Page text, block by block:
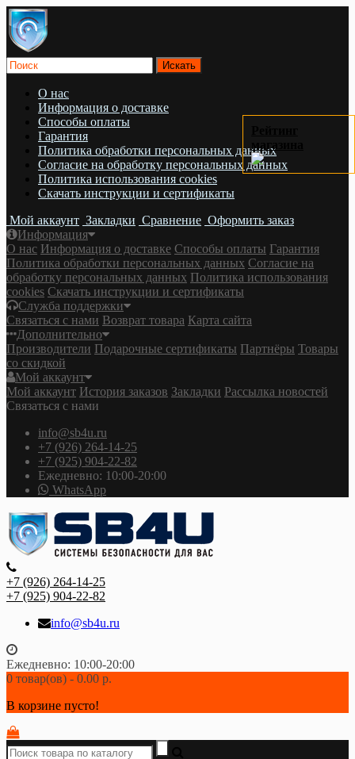
О нас
Информация о доставке
Cпособы оплаты
Гарантия
Политика обработки персональных данных
Согласие на обработку персональных данных
Политика использования cookies
Скачать инструкции и сертификаты
Мой аккаунт Закладки Сравнение Оформить заказ
Информация
О нас Информация о доставке Cпособы оплаты Гарантия
Политика обработки персональных данных Согласие на
обработку персональных данных Политика использования
cookies Скачать инструкции и сертификаты
Служба поддержки
Связаться с нами Возврат товара Карта сайта
Дополнительно
Производители Подарочные сертификаты Партнёры Товары
со скидкой
Мой аккаунт
Мой аккаунт История заказов Закладки Рассылка новостей
Связаться с нами
info@sb4u.ru
+7 (926) 264-14-25
+7 (925) 904-22-82
Ежедневно: 10:00-20:00
WhatsApp
+7 (926) 264-14-25
+7 (925) 904-22-82
info@sb4u.ru
Ежедневно: 10:00-20:00
0 товар(ов) - 0.00 р.
В корзине пусто!